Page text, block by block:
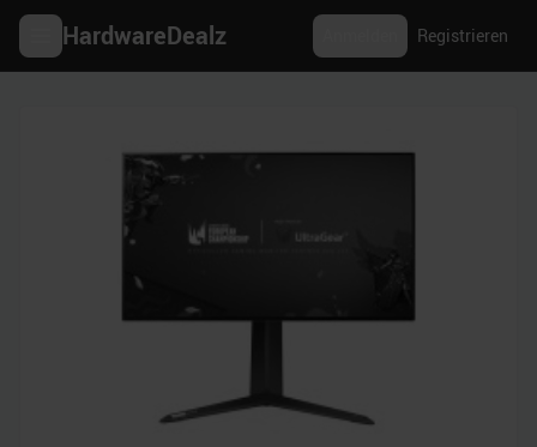
HardwareDealz Registrieren